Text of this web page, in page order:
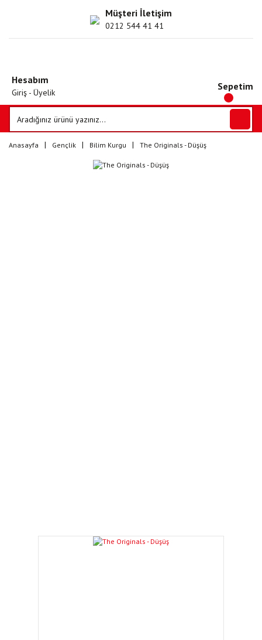
Müşteri İletişim
0212 544 41 41
Hesabım
Giriş - Üyelik
Sepetim
Anasayfa Gençlik Bilim Kurgu The Originals - Düşüş